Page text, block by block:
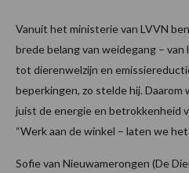
Vanuit het ministerie van LVVN
brede belang van weidegang –
tot dierenwelzijn en
beperkingen, zo stelde hij. Daarom
juist de energie en betrokkenheid
“Werk aan de winkel – laten we het
Sofie van Nieuwamerongen (De